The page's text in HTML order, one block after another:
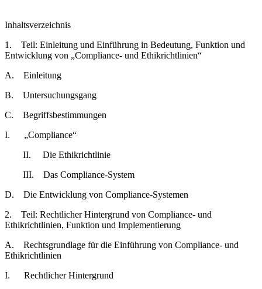
Inhaltsverzeichnis
1. Teil: Einleitung und Einführung in Bedeutung, Funktion und
Entwicklung von „Compliance- und Ethikrichtlinien“
A. Einleitung
B. Untersuchungsgang
C. Begriffsbestimmungen
I. „Compliance“
II. Die Ethikrichtlinie
III. Das Compliance-System
D. Die Entwicklung von Compliance-Systemen
2. Teil: Rechtlicher Hintergrund von Compliance- und
Ethikrichtlinien, Funktion und Implementierung
A. Rechtsgrundlage für die Einführung von Compliance- und
Ethikrichtlinien
I. Rechtlicher Hintergrund